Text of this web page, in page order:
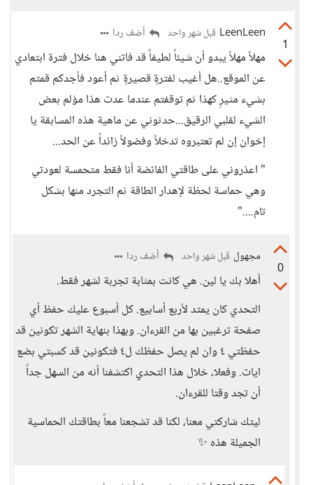
1
LeenLeen قبل شهر واحد أضف ردا
مهلاً مهلاً يبدو أن شيئاً لطيفاً قد فاتني هنا خلال فترة ابتعادي
عن الموقع..هل أغيب لفترةٍ قصيرةٍ ثم أعود فأجدكم قمتم
بشيء مثيرٍ كهذا ثم توقفتم عندما عدت هذا مؤلم بعض
الشيء لقلبي الرقيق...حدثوني عن ماهية هذه المسابقة يا
إخوان إن لم تعتبروه تدخلاً وفضولاً زائداً عن الحد...
" اعذروني على طاقتي الفائضة أنا فقط متحمسة لعودتي
وهي حماسة لحظة لإهدار الطاقة ثم التجرد منها بشكل
تام...."
0
مجهول قبل شهر واحد أضف ردا
أهلا بك يا لين. هي كانت بمثابة تجربة لشهر فقط.
التحدي كان يمتد لأربع أسابيع. كل أسبوع عليك حفظ أي
صفحة ترغبين بها من القرءان. وبهذا بنهاية الشهر تكونين قد
حفظتي ٤ وان لم يصل حفظك ل٤ فتكونين قد كسبتي بضع
ايات. وفعلا، خلال هذا التحدي اكتشفنا أنه من السهل جداً
أن تجد وقتا للقرءان.
ليتك شاركتي معنا، لكنا قد تشجعنا معاً بطاقتك الحماسية
الجميلة هذه ✨️